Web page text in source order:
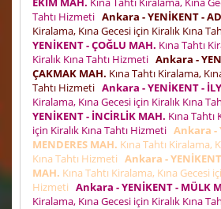
Tahtı Hizmeti Ankara - YENİKENT -
Kiralama, Kına Gecesi için Kiralık Kına
YENİKENT - ÇOĞLU MAH. Kına Tahtı
Kiralık Kına Tahtı Hizmeti Ankara -
ÇAKMAK MAH. Kına Tahtı Kiralama,
Tahtı Hizmeti Ankara - YENİKENT -
Kiralama, Kına Gecesi için Kiralık Kına
YENİKENT - İNCİRLİK MAH. Kına Tahtı
için Kiralık Kına Tahtı Hizmeti Ankara -
MENDERES MAH. Kına Tahtı Kiralama,
Kına Tahtı Hizmeti Ankara -
MAH. Kına Tahtı Kiralama, Kına Gecesi
Hizmeti Ankara - YENİKENT - MÜLK
Kiralama, Kına Gecesi için Kiralık Kına